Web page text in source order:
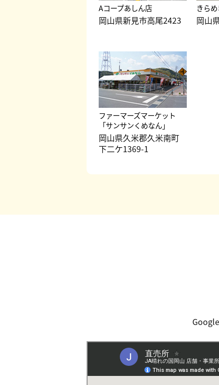
Aコープあしん店
岡山県新見市高尾2423
きら
岡山
ファーマーズマーケット
「サンサンくめなん」
岡山県久米郡久米南町
下二ケ1369-1